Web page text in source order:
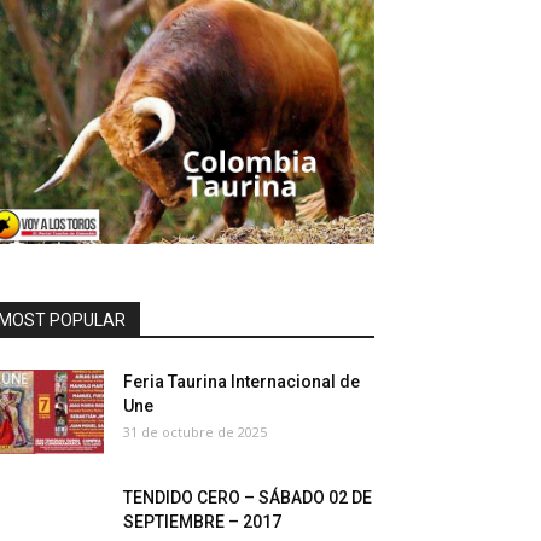
POPULAR
Feria Taurina Internacional de
Une
31 de octubre de 2025
TENDIDO CERO – SÁBADO 02 DE
SEPTIEMBRE – 2017